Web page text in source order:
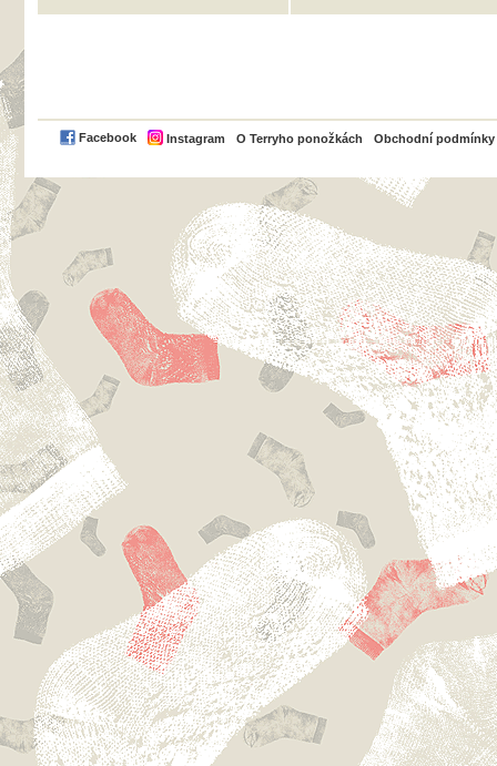
Facebook Instagram O Terryho ponožkách Obchodní podmínky
PayPal